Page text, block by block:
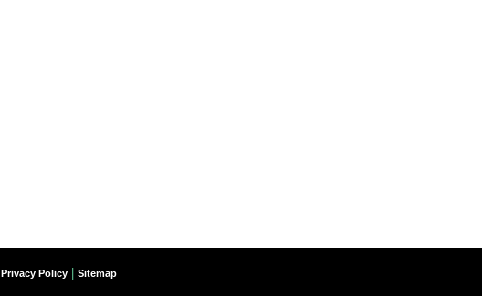
Privacy Policy Sitemap